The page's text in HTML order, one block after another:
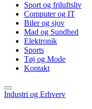
Sport og friluftsliv
Computer og IT
Biler og sjov
Mad og Sundhed
Elektronik
Sports
Tøj og Mode
Kontakt
Industri og Erhverv